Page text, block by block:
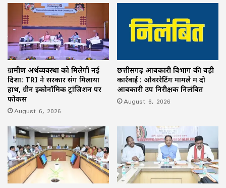
ग्रामीण अर्थव्यवस्था को मिलेगी नई
दिशा: TRI ने सरकार संग मिलाया
हाथ, ग्रीन इकोनॉमिक ट्रांजिशन पर
फोकस
August 6, 2026
छत्तीसगढ़ आबकारी विभाग की बड़ी
कार्रवाई : ओवररेटिंग मामले में दो
आबकारी उप निरीक्षक निलंबित
August 6, 2026